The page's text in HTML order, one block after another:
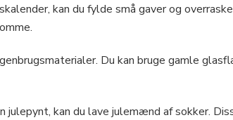
kan du fylde små gaver og
Du kan bruge gamle
julepynt, kan du lave julemænd af sokker.